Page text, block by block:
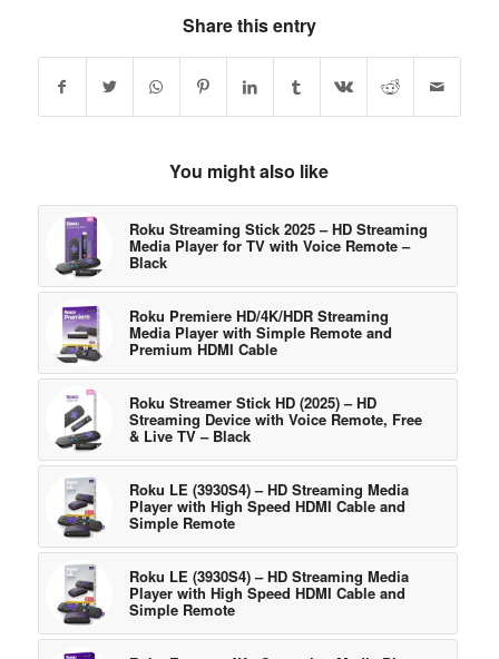
Share this entry
You might also like
Roku Streaming Stick 2025 – HD Streaming
Media Player for TV with Voice Remote –
Black
Roku Premiere HD/4K/HDR Streaming
Media Player with Simple Remote and
Premium HDMI Cable
Roku Streamer Stick HD (2025) – HD
Streaming Device with Voice Remote, Free
& Live TV – Black
Roku LE (3930S4) – HD Streaming Media
Player with High Speed HDMI Cable and
Simple Remote
Roku LE (3930S4) – HD Streaming Media
Player with High Speed HDMI Cable and
Simple Remote